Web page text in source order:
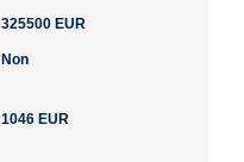
325500 EUR
Non
1046 EUR